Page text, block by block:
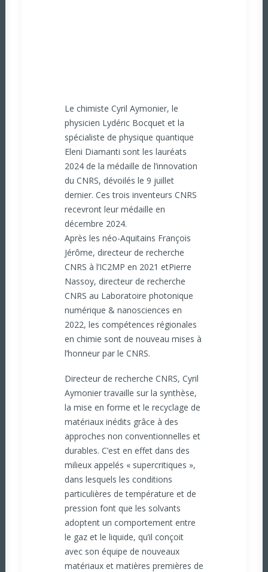
Le chimiste Cyril Aymonier, le
physicien Lydéric Bocquet et la
spécialiste de physique quantique
Eleni Diamanti sont les lauréats
2024 de la médaille de l’innovation
du CNRS, dévoilés le 9 juillet
dernier. Ces trois inventeurs CNRS
recevront leur médaille en
décembre 2024.
Après les néo-Aquitains François
Jérôme, directeur de recherche
CNRS à l’IC2MP en 2021 etPierre
Nassoy, directeur de recherche
CNRS au Laboratoire photonique
numérique & nanosciences en
2022, les compétences régionales
en chimie sont de nouveau mises à
l’honneur par le CNRS.
Directeur de recherche CNRS, Cyril
Aymonier travaille sur la synthèse,
la mise en forme et le recyclage de
matériaux inédits grâce à des
approches non conventionnelles et
durables. C’est en effet dans des
milieux appelés « supercritiques »,
dans lesquels les conditions
particulières de température et de
pression font que les solvants
adoptent un comportement entre
le gaz et le liquide, qu’il conçoit
avec son équipe de nouveaux
matériaux et matières premières de